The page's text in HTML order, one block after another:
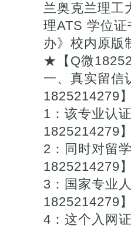
兰奥克兰理工
理ATS 学位
办》校内原
★【Q微
一、真实留信
1825214279
1：该专业认
1825214279
2：同时对留
1825214279
3：国家专业
1825214279
4：这个入网